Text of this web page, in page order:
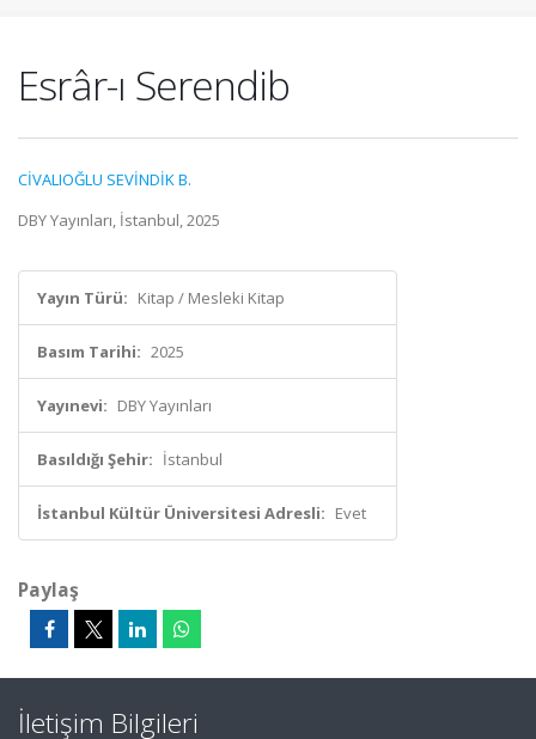
Esrâr-ı Serendib
CİVALIOĞLU SEVİNDİK B.
DBY Yayınları, İstanbul, 2025
Yayın Türü: Kitap / Mesleki Kitap
Basım Tarihi: 2025
Yayınevi: DBY Yayınları
Basıldığı Şehir: İstanbul
İstanbul Kültür Üniversitesi Adresli: Evet
Paylaş
İletişim Bilgileri